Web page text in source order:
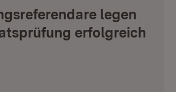
legen
erfolgreich